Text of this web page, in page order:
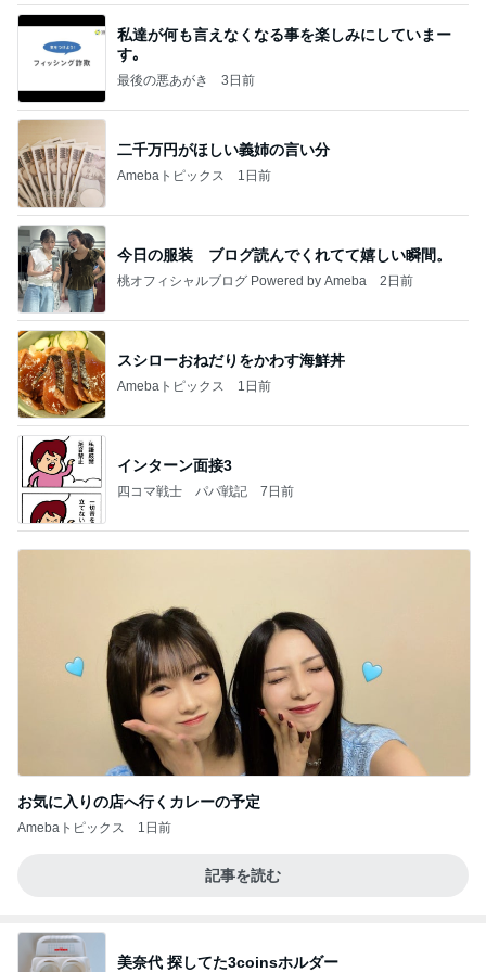
私達が何も言えなくなる事を楽しみにしていまー
す｡
最後の悪あがき 3日前
二千万円がほしい義姉の言い分
Amebaトピックス 1日前
今日の服装 ブログ読んでくれてて嬉しい瞬間。
桃オフィシャルブログ Powered by Ameba 2日前
スシローおねだりをかわす海鮮丼
Amebaトピックス 1日前
インターン面接3
四コマ戦士 パパ戦記 7日前
お気に入りの店へ行くカレーの予定
Amebaトピックス 1日前
記事を読む
美奈代 探してた3coinsホルダー